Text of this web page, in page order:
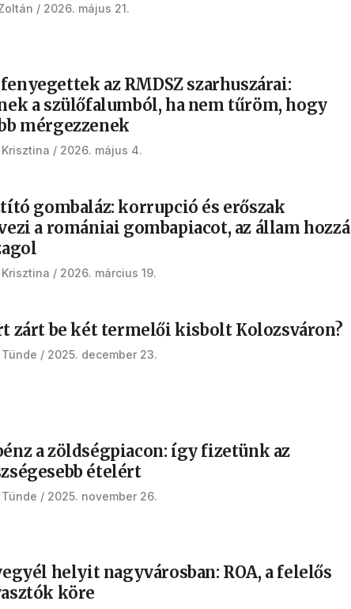
2026. május 21.
az RMDSZ szarhuszárai:
a szülőfalumból, ha nem tűröm, hogy
mérgezzenek
2026. május 4.
gombaláz: korrupció és erőszak
a romániai gombapiacot, az állam hozzá
2026. március 19.
zárt be két termelői kisbolt Kolozsváron?
2025. december 23.
a zöldségpiacon: így fizetünk az
ételért
2025. november 26.
helyit nagyvárosban: ROA, a felelős
köre